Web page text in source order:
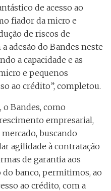
de acesso ao
fiador da micro e
de riscos de
adesão do Bandes neste
a capacidade e as
e pequenos
ao crédito”, completou.
Bandes, como
empresarial,
buscando
agilidade à contratação
de garantia aos
banco, permitimos, ao
ao crédito, com a